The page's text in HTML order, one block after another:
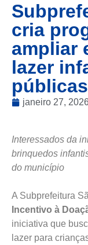
cria
ampliar
lazer
públicas
janeiro 27,
Interessados da
brinquedos
do município
A Subprefeitura
Incentivo à
iniciativa que
lazer para